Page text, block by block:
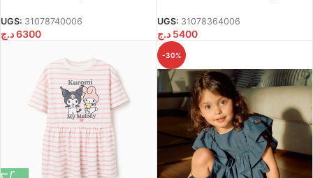
UGS: 31078740006
6300د.ج
foncé/blanc
UGS: 31078364006
5400 د.ج
-30%